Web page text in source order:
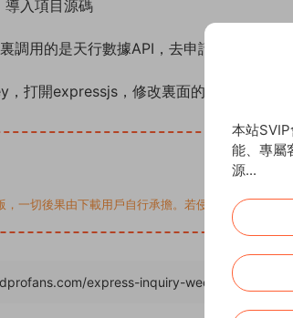
入項目源碼
調用的是天行數據API，去申請快遞查詢
打開expressjs，修改裏面的wx.request内
，一切後果由下載用戶自行承擔。若侵犯了您的權
express-inquiry-wechat-applet/
本站
能、專屬
源...